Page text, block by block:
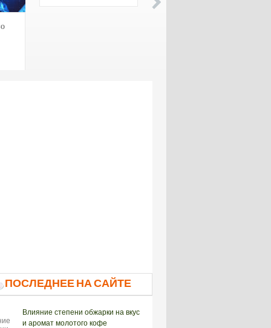
ПОСЛЕДНЕЕ НА САЙТЕ
Влияние степени обжарки на вкус
и аромат молотого кофе